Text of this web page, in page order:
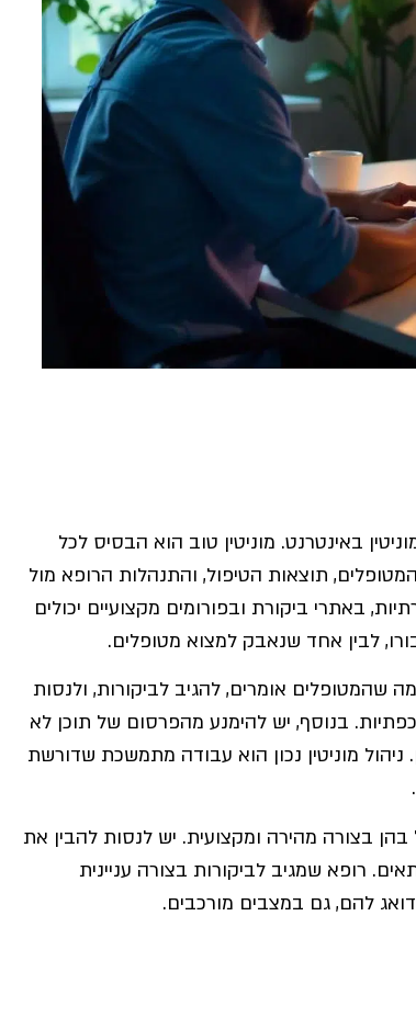
באינטרנט. מוניטין טוב הוא הבסיס לכל
תוצאות הטיפול, והתנהלות הרופא מול
באתרי ביקורת ובפורומים מקצועיים יכולים
לבין אחד שנאבק למצוא מטופלים.
שהמטופלים אומרים, להגיב לביקורות, ולנסות
בנוסף, יש להימנע מהפרסום של תוכן לא
מוניטין נכון הוא עבודה מתמשכת שדורשת
בצורה מהירה ומקצועית. יש לנסות להבין את
רופא שמגיב לביקורות בצורה עניינית
להם, גם במצבים מורכבים.